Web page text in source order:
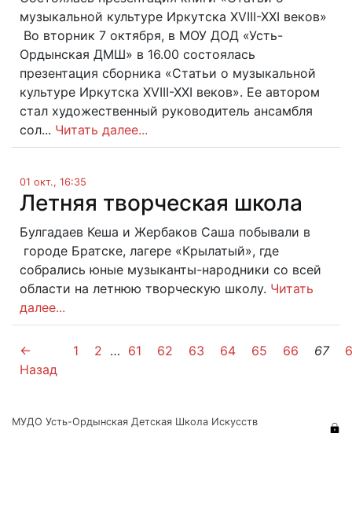
музыкальной культуре Иркутска XVIII-XXI веков»
Во вторник 7 октября, в МОУ ДОД «Усть-
Ордынская ДМШ» в 16.00 состоялась
презентация сборника «Статьи о музыкальной
культуре Иркутска XVIII-XXI веков». Ее автором
стал художественный руководитель ансамбля
сол... Читать далее...
01 окт., 16:35
Летняя творческая школа
Булгадаев Кеша и Жербаков Саша побывали в
городе Братске, лагере «Крылатый», где
собрались юные музыканты-народники со всей
области на летнюю творческую школу. Читать
далее...
←
Назад
1 2 … 61 62 63 64 65 66 67
МУДО Усть-Ордынская Детская Школа Искусств